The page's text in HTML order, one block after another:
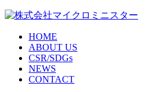
HOME
ABOUT US
CSR/SDGs
NEWS
CONTACT